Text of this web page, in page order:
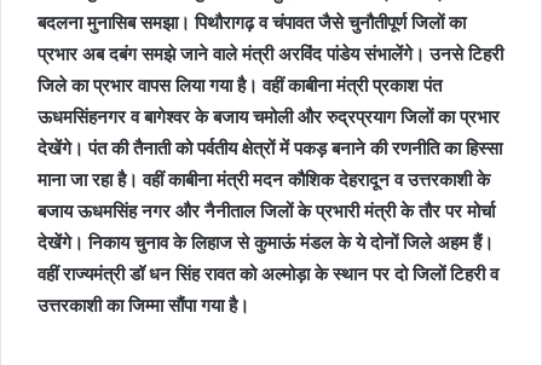
बदलना मुनासिब समझा। पिथौरागढ़ व चंपावत जैसे चुनौतीपूर्ण जिलों का
प्रभार अब दबंग समझे जाने वाले मंत्री अरविंद पांडेय संभालेंगे। उनसे टिहरी
जिले का प्रभार वापस लिया गया है। वहीं काबीना मंत्री प्रकाश पंत
ऊधमसिंहनगर व बागेश्वर के बजाय चमोली और रुद्रप्रयाग जिलों का प्रभार
देखेंगे। पंत की तैनाती को पर्वतीय क्षेत्रों में पकड़ बनाने की रणनीति का हिस्सा
माना जा रहा है। वहीं काबीना मंत्री मदन कौशिक देहरादून व उत्तरकाशी के
बजाय ऊधमसिंह नगर और नैनीताल जिलों के प्रभारी मंत्री के तौर पर मोर्चा
देखेंगे। निकाय चुनाव के लिहाज से कुमाऊं मंडल के ये दोनों जिले अहम हैं।
वहीं राज्यमंत्री डॉ धन सिंह रावत को अल्मोड़ा के स्थान पर दो जिलों टिहरी व
उत्तरकाशी का जिम्मा सौंपा गया है।